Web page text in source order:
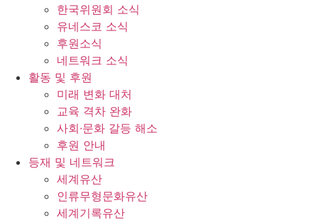
한국위원회 소식
유네스코 소식
후원소식
네트워크 소식
활동 및 후원
미래 변화 대처
교육 격차 완화
사회∙문화 갈등 해소
후원 안내
등재 및 네트워크
세계유산
인류무형문화유산
세계기록유산